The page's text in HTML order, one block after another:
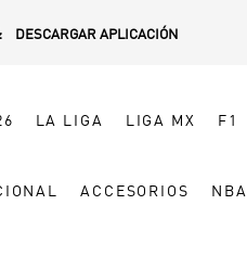
DESCARGAR APLICACIÓN
LA LIGA LIGA MX F1
ACCESORIOS NBA